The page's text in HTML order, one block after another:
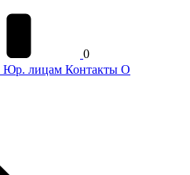
0
Юр. лицам Контакты О